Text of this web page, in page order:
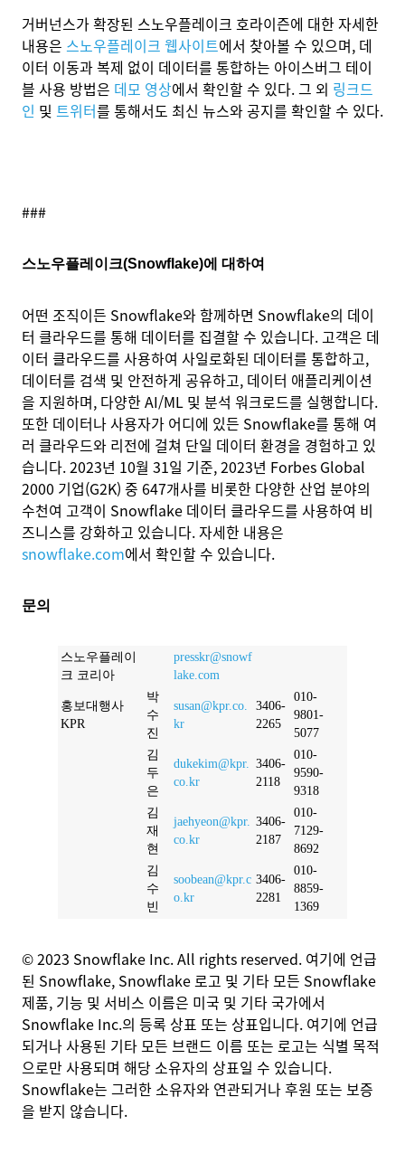
거버넌스가 확장된 스노우플레이크 호라이즌에 대한 자세한
내용은 스노우플레이크 웹사이트에서 찾아볼 수 있으며, 데
이터 이동과 복제 없이 데이터를 통합하는 아이스버그 테이
블 사용 방법은 데모 영상에서 확인할 수 있다. 그 외 링크드
인 및 트위터를 통해서도 최신 뉴스와 공지를 확인할 수 있다.
###
스노우플레이크(Snowflake)에 대하여
어떤 조직이든 Snowflake와 함께하면 Snowflake의 데이
터 클라우드를 통해 데이터를 집결할 수 있습니다. 고객은 데
이터 클라우드를 사용하여 사일로화된 데이터를 통합하고,
데이터를 검색 및 안전하게 공유하고, 데이터 애플리케이션
을 지원하며, 다양한 AI/ML 및 분석 워크로드를 실행합니다.
또한 데이터나 사용자가 어디에 있든 Snowflake를 통해 여
러 클라우드와 리전에 걸쳐 단일 데이터 환경을 경험하고 있
습니다. 2023년 10월 31일 기준, 2023년 Forbes Global
2000 기업(G2K) 중 647개사를 비롯한 다양한 산업 분야의
수천여 고객이 Snowflake 데이터 클라우드를 사용하여 비
즈니스를 강화하고 있습니다. 자세한 내용은
snowflake.com에서 확인할 수 있습니다.
문의
스노우플레이
크 코리아
presskr@snowf
lake.com
홍보대행사
KPR
박
수
진
susan@kpr.co.
kr
3406-
2265
010-
9801-
5077
김
두
은
dukekim@kpr.
co.kr
3406-
2118
010-
9590-
9318
김
재
현
jaehyeon@kpr.
co.kr
3406-
2187
010-
7129-
8692
김
수
빈
soobean@kpr.c
o.kr
3406-
2281
010-
8859-
1369
© 2023 Snowflake Inc. All rights reserved. 여기에 언급
된 Snowflake, Snowflake 로고 및 기타 모든 Snowflake
제품, 기능 및 서비스 이름은 미국 및 기타 국가에서
Snowflake Inc.의 등록 상표 또는 상표입니다. 여기에 언급
되거나 사용된 기타 모든 브랜드 이름 또는 로고는 식별 목적
으로만 사용되며 해당 소유자의 상표일 수 있습니다.
Snowflake는 그러한 소유자와 연관되거나 후원 또는 보증
을 받지 않습니다.